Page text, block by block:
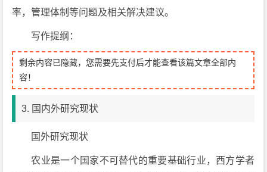
率，管理体制等问题及相关解决建议。
写作提纲：
剩余内容已隐藏，您需要先支付后才能查看该篇文章全部内
容！
3. 国内外研究现状
国外研究现状
农业是一个国家不可替代的重要基础行业，西方学者